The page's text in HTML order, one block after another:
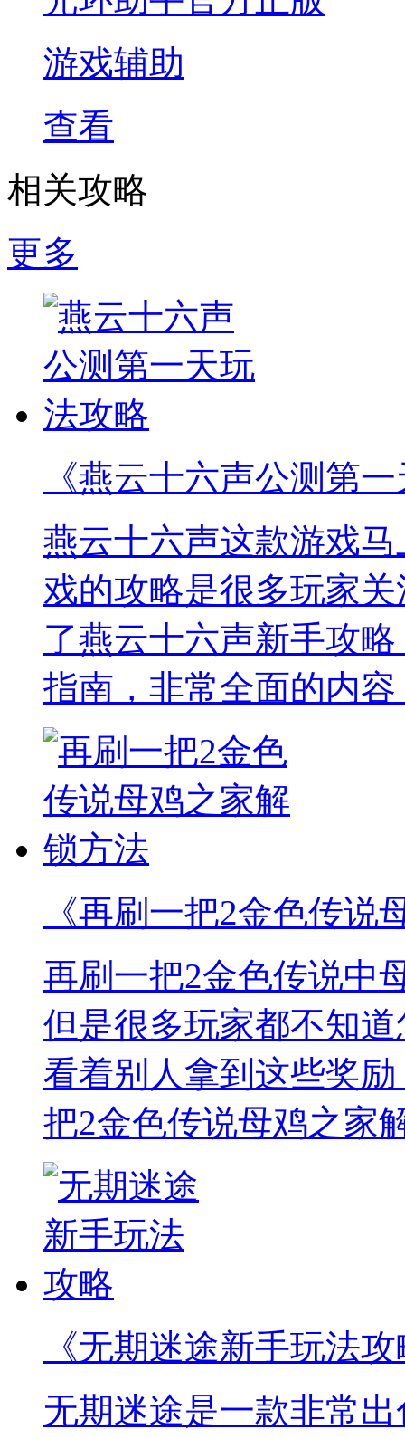
游戏辅助
查看
相关攻略
更多
《燕云十六声公测第
燕云十六声这款游戏
戏的攻略是很多玩家
了燕云十六声新手攻
指南，非常全面的内
《再刷一把2金色传说
再刷一把2金色传说中
但是很多玩家都不知
看着别人拿到这些奖
把2金色传说母鸡之家
《无期迷途新手玩法
无期迷途是一款非常